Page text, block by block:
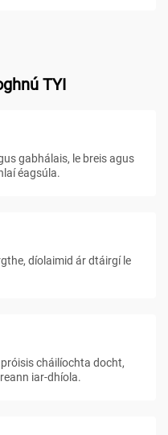
TYI
gabhálais, le breis agus
éagsúla.
díolaimid ár dtáirgí le
cháilíochta docht,
iar-dhíola.